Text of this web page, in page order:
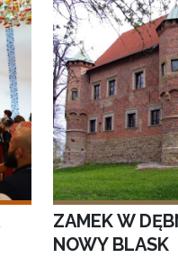
ZAMEK W
NOWY BLASK